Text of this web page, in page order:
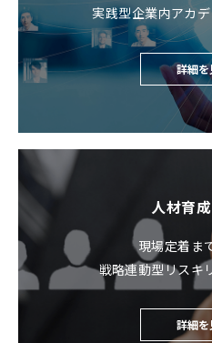
実践型企業内アカ
詳細を
人材育
現場定着ま
戦略連動型リスキ
詳細を